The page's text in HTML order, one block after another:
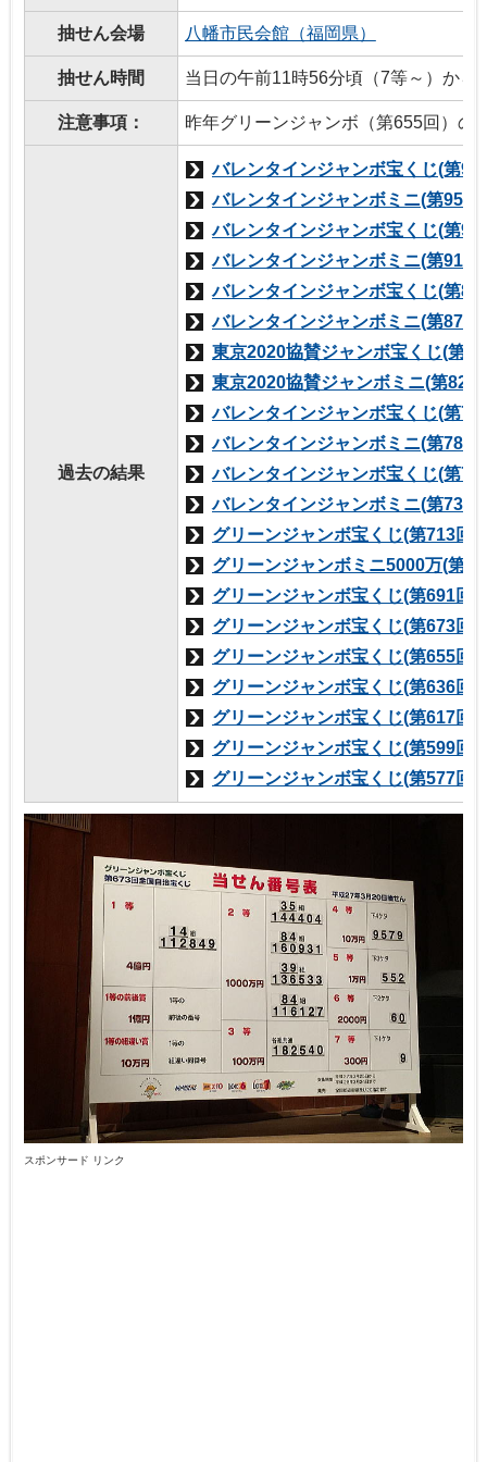
抽せん会場 八幡市民会館（福岡県）
抽せん時間 当日の午前11時56分頃（7等～）から
注意事項： 昨年グリーンジャンボ（第655回）
過去の結果
バレンタインジャンボ宝くじ(第
バレンタインジャンボミニ(第952
バレンタインジャンボ宝くじ(第
バレンタインジャンボミニ(第913
バレンタインジャンボ宝くじ(第
バレンタインジャンボミニ(第873
東京2020協賛ジャンボ宝くじ(第
東京2020協賛ジャンボミニ(第828
バレンタインジャンボ宝くじ(第
バレンタインジャンボミニ(第780
バレンタインジャンボ宝くじ(第
バレンタインジャンボミニ(第738
グリーンジャンボ宝くじ(第713回
グリーンジャンボミニ5000万(第
グリーンジャンボ宝くじ(第691回
グリーンジャンボ宝くじ(第673回
グリーンジャンボ宝くじ(第655回
グリーンジャンボ宝くじ(第636回
グリーンジャンボ宝くじ(第617回
グリーンジャンボ宝くじ(第599回
グリーンジャンボ宝くじ(第577回
スポンサード リンク